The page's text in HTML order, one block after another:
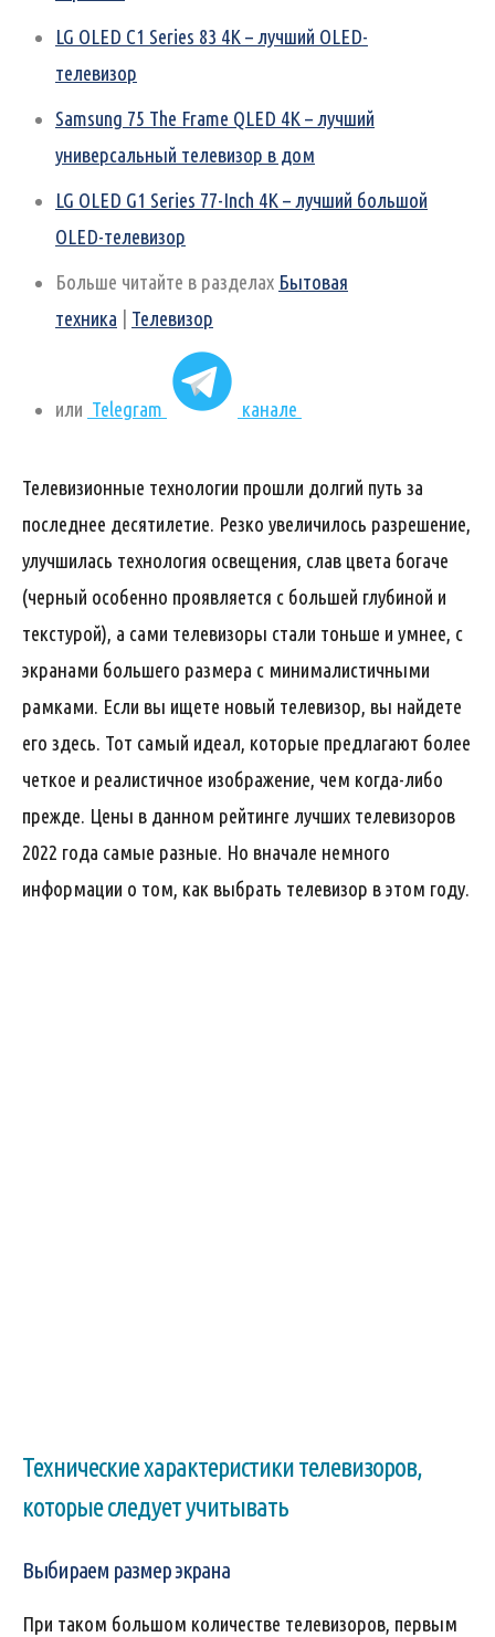
LG OLED C1 Series 83 4K – лучший OLED-
телевизор
Samsung 75 The Frame QLED 4K – лучший
универсальный телевизор в дом
LG OLED G1 Series 77-Inch 4K – лучший большой
OLED-телевизор
Больше читайте в разделах Бытовая
техника
Телевизор
или Telegram канале
Телевизионные технологии прошли долгий путь за
последнее десятилетие. Резко увеличилось разрешение,
улучшилась технология освещения, слав цвета богаче
(черный особенно проявляется с большей глубиной и
текстурой), а сами телевизоры стали тоньше и умнее, с
экранами большего размера с минималистичными
рамками. Если вы ищете новый телевизор, вы найдете
его здесь. Тот самый идеал, которые предлагают более
четкое и реалистичное изображение, чем когда-либо
прежде. Цены в данном рейтинге лучших телевизоров
2022 года самые разные. Но вначале немного
информации о том, как выбрать телевизор в этом году.
Технические характеристики телевизоров,
которые следует учитывать
Выбираем размер экрана
При таком большом количестве телевизоров, первым